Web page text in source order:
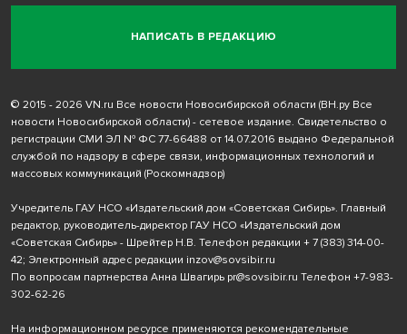
НАПИСАТЬ В РЕДАКЦИЮ
© 2015 - 2026 VN.ru Все новости Новосибирской области (ВН.ру Все
новости Новосибирской области) - сетевое издание. Свидетельство о
регистрации СМИ ЭЛ № ФС 77-66488 от 14.07.2016 выдано Федеральной
службой по надзору в сфере связи, информационных технологий и
массовых коммуникаций (Роскомнадзор)
Учредитель ГАУ НСО «Издательский дом «Советская Сибирь». Главный
редактор, руководитель-директор ГАУ НСО «Издательский дом
«Советская Сибирь» - Шрейтер Н.В. Телефон редакции + 7 (383) 314-00-
42; Электронный адрес редакции inzov@sovsibir.ru
По вопросам партнерства Анна Швагирь pr@sovsibir.ru Телефон +7-983-
302-62-26
На информационном ресурсе применяются рекомендательные